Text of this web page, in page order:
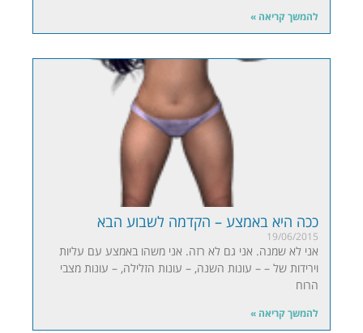
להמשך קריאה »
ככה היא באמצע – הקדמה לשבוע הבא
19/06/2015
אני לא שמנה. אני גם לא רזה. אני משהו באמצע עם עליות
וירידות של – – עונות השנה, – עונות הזלילה, – עונות מצבי
הרוח
להמשך קריאה »